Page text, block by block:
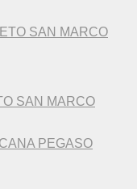
SAN MARCO